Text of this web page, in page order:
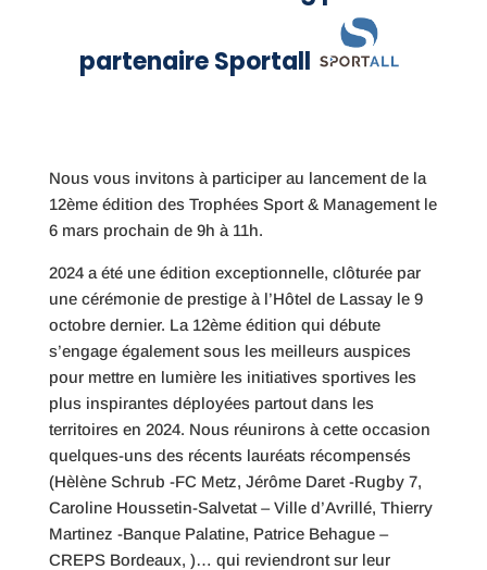
partenaire Sportall
Nous vous invitons à participer au lancement de la
12ème édition des Trophées Sport & Management le
6 mars prochain de 9h à 11h.
2024 a été une édition exceptionnelle, clôturée par
une cérémonie de prestige à l’Hôtel de Lassay le 9
octobre dernier. La 12ème édition qui débute
s’engage également sous les meilleurs auspices
pour mettre en lumière les initiatives sportives les
plus inspirantes déployées partout dans les
territoires en 2024. Nous réunirons à cette occasion
quelques-uns des récents lauréats récompensés
(Hèlène Schrub -FC Metz, Jérôme Daret -Rugby 7,
Caroline Houssetin-Salvetat – Ville d’Avrillé, Thierry
Martinez -Banque Palatine, Patrice Behague –
CREPS Bordeaux, )… qui reviendront sur leur